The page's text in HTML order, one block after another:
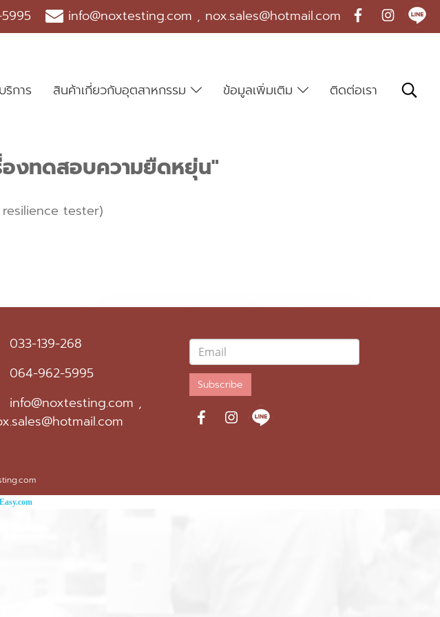
5995 info@noxtesting.com , nox.sales@hotmail.com
บริการ สินค้าเกี่ยวกับอุตสาหกรรม ข้อมูลเพิ่มเติม ติดต่อเรา
องทดสอบความยืดหยุ่น"
tester)
033-139-268
064-962-5995
info@noxtesting.com ,
Subscribe